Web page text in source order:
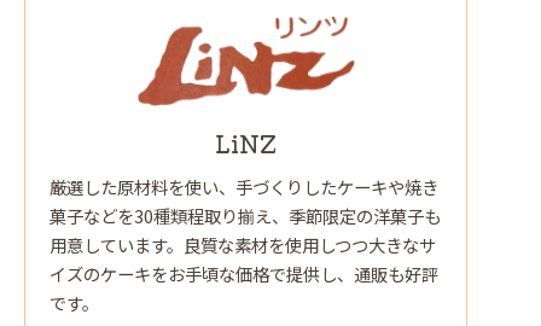
LiNZ
厳選した原材料を使い、手づくりしたケーキや焼き
菓子などを30種類程取り揃え、季節限定の洋菓子も
用意しています。良質な素材を使用しつつ大きなサ
イズのケーキをお手頃な価格で提供し、通販も好評
です。